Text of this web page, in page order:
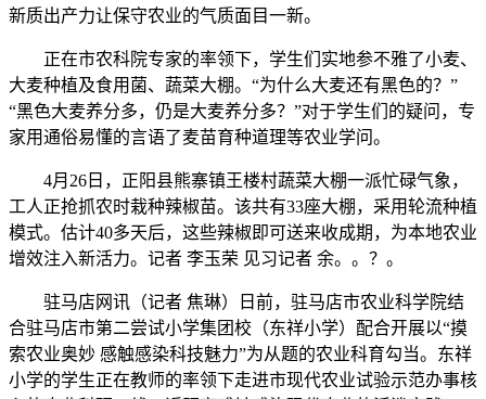
新质出产力让保守农业的气质面目一新。
正在市农科院专家的率领下，学生们实地参不雅了小麦、
大麦种植及食用菌、蔬菜大棚。“为什么大麦还有黑色的？”
“黑色大麦养分多，仍是大麦养分多？”对于学生们的疑问，专
家用通俗易懂的言语了麦苗育种道理等农业学问。
4月26日，正阳县熊寨镇王楼村蔬菜大棚一派忙碌气象，
工人正抢抓农时栽种辣椒苗。该共有33座大棚，采用轮流种植
模式。估计40多天后，这些辣椒即可送来收成期，为本地农业
增效注入新活力。记者 李玉荣 见习记者 余。。？。
驻马店网讯（记者 焦琳）日前，驻马店市农业科学院结
合驻马店市第二尝试小学集团校（东祥小学）配合开展以“摸
索农业奥妙 感触感染科技魅力”为从题的农业科育勾当。东祥
小学的学生正在教师的率领下走进市现代农业试验示范办事核